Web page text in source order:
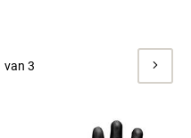
van 3